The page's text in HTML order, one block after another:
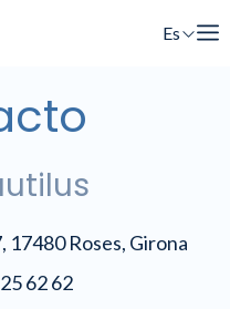
Es
Roses, Girona
62 62